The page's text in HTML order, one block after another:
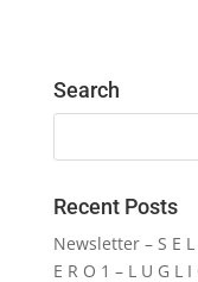
Search
Recent Posts
Newsletter – S E L
E R O 1 – L U G L